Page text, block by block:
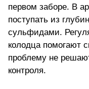
первом заборе. В
поступать из
сульфидами.
колодца помогают
проблему не
контроля.